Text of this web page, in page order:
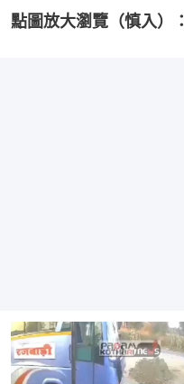
點圖放大瀏覽（慎入）：